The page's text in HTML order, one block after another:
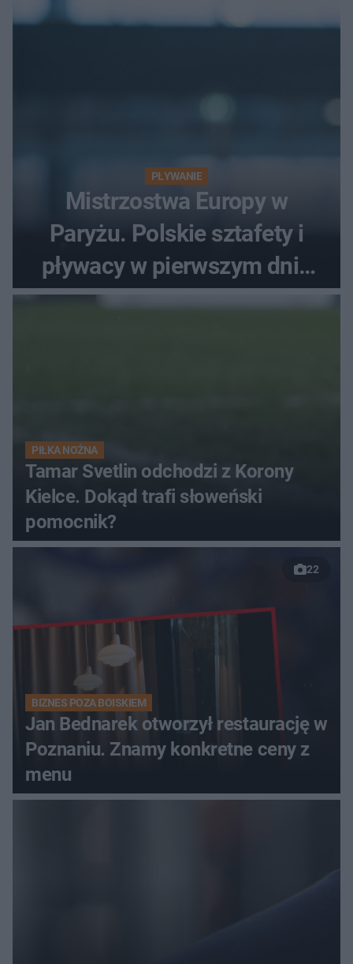
PŁYWANIE
Mistrzostwa Europy w
Paryżu. Polskie sztafety i
pływacy w pierwszym dniu
finałów
PIŁKA NOŻNA
Tamar Svetlin odchodzi z Korony
Kielce. Dokąd trafi słoweński
pomocnik?
22
BIZNES POZA BOISKIEM
Jan Bednarek otworzył restaurację w
Poznaniu. Znamy konkretne ceny z
menu